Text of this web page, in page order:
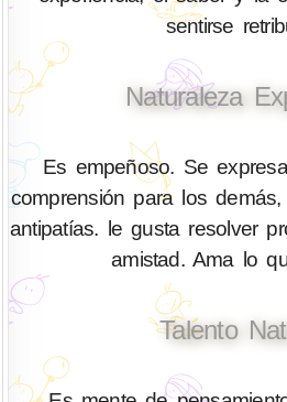
sentirse
Naturaleza
Es empeñoso. Se
comprensión para los
antipatías. le gusta resolver
amistad. Ama lo
Talento